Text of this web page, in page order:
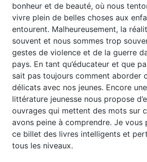
bonheur et de beauté, où nous
vivre plein de belles choses aux
entourent. Malheureusement, la
souvent et nous sommes trop
gestes de violence et de la guerre
pays. En tant qu’éducateur et que
sait pas toujours comment aborder
délicats avec nos jeunes. Encore
littérature jeunesse nous propose
ouvrages qui mettent des mots sur
avons peine à comprendre. Je vous
ce billet des livres intelligents et
tous les niveaux.